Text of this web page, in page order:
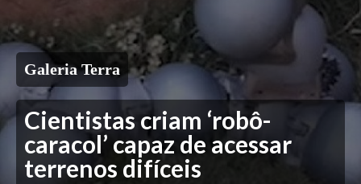
Galeria Terra
Cientistas criam ‘robô-
caracol’ capaz de acessar
terrenos difíceis